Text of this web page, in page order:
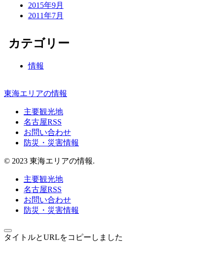
2015年9月
2011年7月
カテゴリー
情報
東海エリアの情報
主要観光地
名古屋RSS
お問い合わせ
防災・災害情報
© 2023 東海エリアの情報.
主要観光地
名古屋RSS
お問い合わせ
防災・災害情報
タイトルとURLをコピーしました